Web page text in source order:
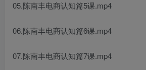
05.陈南丰电商认知篇5课.mp4
06.陈南丰电商认知篇6课.mp4
07.陈南丰电商认知篇7课.mp4